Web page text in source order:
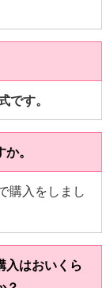
です。
。
購入をしまし
入はおいくら